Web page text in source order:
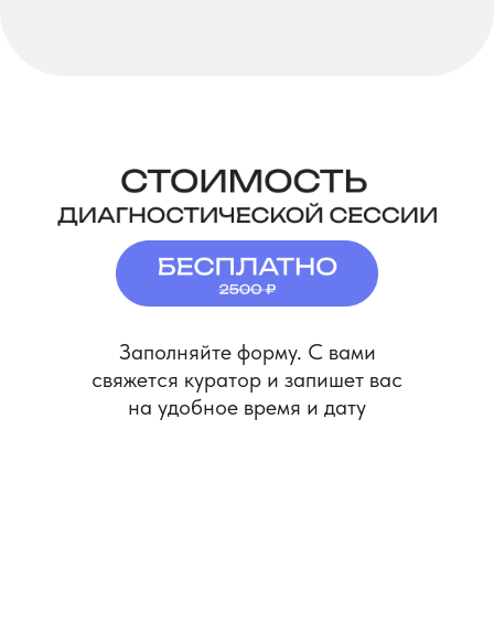
Заполняйте форму. С вами
свяжется куратор и запишет вас
на удобное время и дату